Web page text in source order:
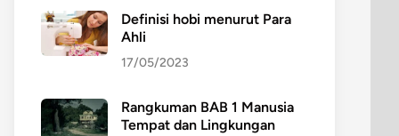
Definisi hobi menurut Para
Ahli
17/05/2023
Rangkuman BAB 1 Manusia
Tempat dan Lingkungan